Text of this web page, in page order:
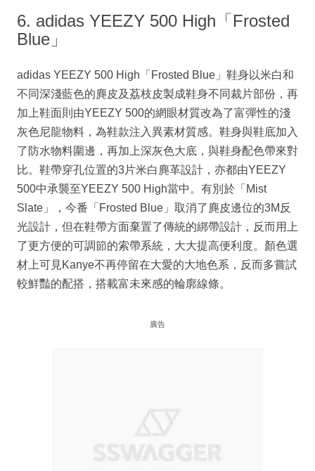
6. adidas YEEZY 500 High「Frosted
Blue」
adidas YEEZY 500 High「Frosted Blue」鞋身以米白和
不同深淺藍色的麂皮及荔枝皮製成鞋身不同裁片部份，再
加上鞋面則由YEEZY 500的網眼材質改為了富彈性的淺
灰色尼龍物料，為鞋款注入異素材質感。鞋身與鞋底加入
了防水物料圍邊，再加上深灰色大底，與鞋身配色帶來對
比。鞋帶穿孔位置的3片米白麂革設計，亦都由YEEZY
500中承襲至YEEZY 500 High當中。有別於「Mist
Slate」，今番「Frosted Blue」取消了麂皮邊位的3M反
光設計，但在鞋帶方面棄置了傳統的綁帶設計，反而用上
了更方便的可調節的索帶系統，大大提高便利度。顏色選
材上可見Kanye不再停留在大愛的大地色系，反而多嘗試
較鮮豔的配搭，搭載富未來感的輪廓線條。
廣告